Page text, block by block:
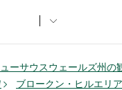
ーサウスウェールズ州の
ブロークン・ヒルエリア